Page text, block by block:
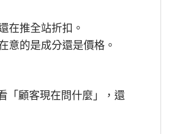
在推全站折扣。
意的是成分還是價格。
「顧客現在問什麼」，還